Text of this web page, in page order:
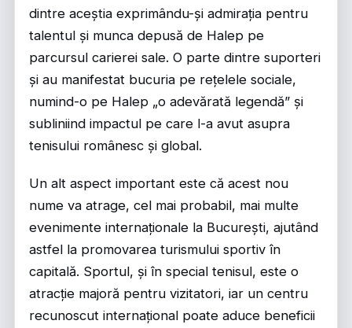
dintre aceștia exprimându-și admirația pentru
talentul și munca depusă de Halep pe
parcursul carierei sale. O parte dintre suporteri
și au manifestat bucuria pe rețelele sociale,
numind-o pe Halep „o adevărată legendă” și
subliniind impactul pe care l-a avut asupra
tenisului românesc și global.
Un alt aspect important este că acest nou
nume va atrage, cel mai probabil, mai multe
evenimente internaționale la București, ajutând
astfel la promovarea turismului sportiv în
capitală. Sportul, și în special tenisul, este o
atracție majoră pentru vizitatori, iar un centru
recunoscut internațional poate aduce beneficii